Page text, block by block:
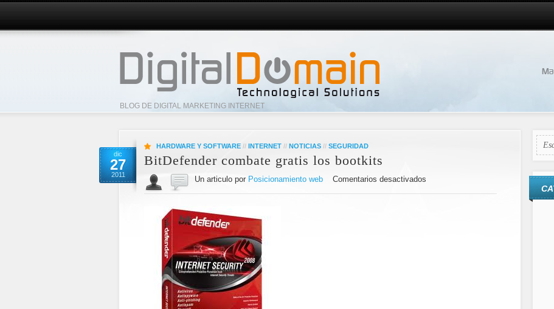
BLOG DE DIGITAL MARKETING INTERNET
dic
27
2011
HARDWARE Y SOFTWARE // INTERNET // NOTICIAS // SEGURIDAD
BitDefender combate gratis los bootkits
Un articulo por Posicionamiento web Comentarios desactivados